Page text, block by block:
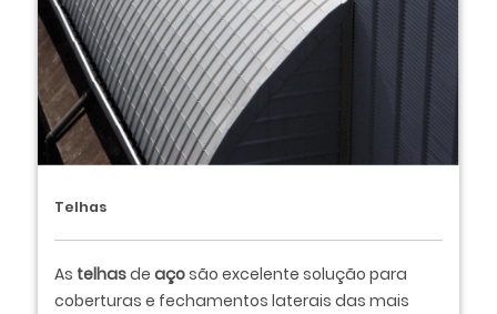
Telhas
As telhasdeaçosão excelente solução para
coberturas e fechamentos laterais das mais